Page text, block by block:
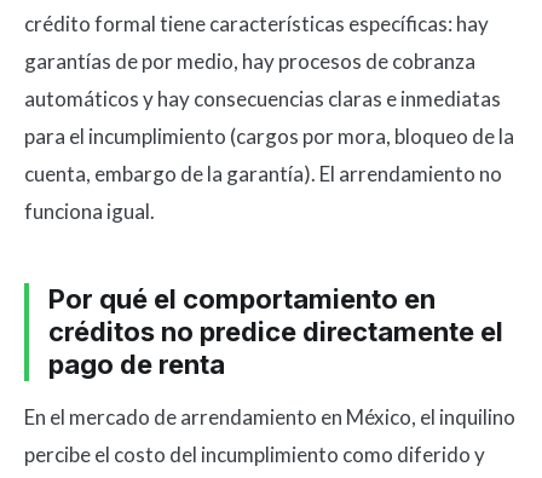
crédito formal tiene características específicas: hay
garantías de por medio, hay procesos de cobranza
automáticos y hay consecuencias claras e inmediatas
para el incumplimiento (cargos por mora, bloqueo de la
cuenta, embargo de la garantía). El arrendamiento no
funciona igual.
Por qué el comportamiento en
créditos no predice directamente el
pago de renta
En el mercado de arrendamiento en México, el inquilino
percibe el costo del incumplimiento como diferido y